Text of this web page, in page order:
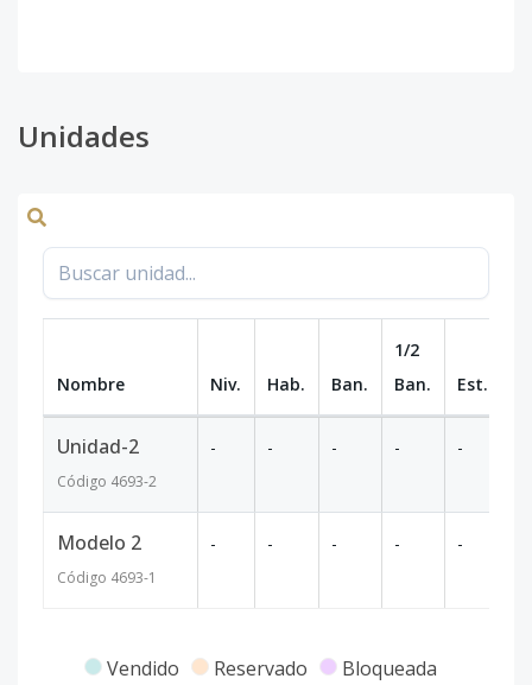
Unidades
Nombre Niv. Hab. Ban.
1/2
Ban.
Est.
Unidad-2
Código 4693-2
- - - - -
Modelo 2
Código 4693-1
- - - - -
Vendido Reservado Bloqueada